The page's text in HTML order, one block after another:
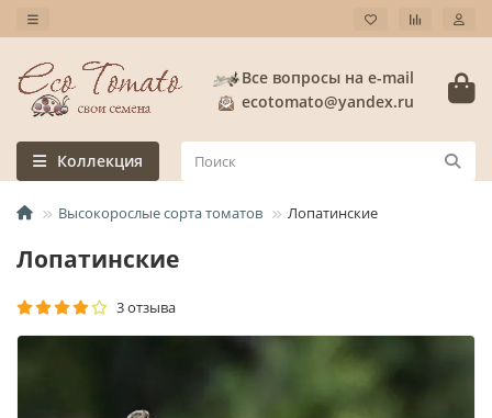
Все вопросы на e-mail
ecotomato@yandex.ru
Коллекция
Высокорослые сорта томатов Лопатинские
Лопатинские
3 отзыва